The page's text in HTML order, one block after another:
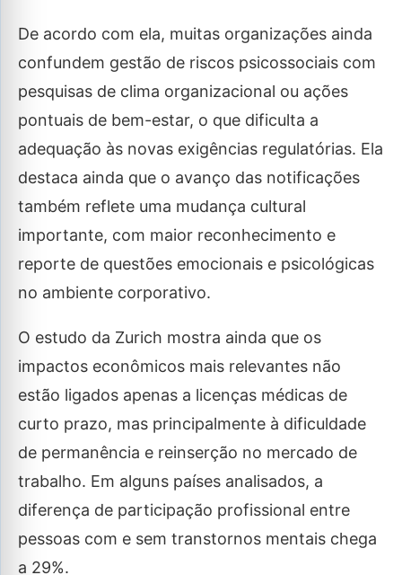
De acordo com ela, muitas organizações ainda
confundem gestão de riscos psicossociais com
pesquisas de clima organizacional ou ações
pontuais de bem-estar, o que dificulta a
adequação às novas exigências regulatórias. Ela
destaca ainda que o avanço das notificações
também reflete uma mudança cultural
importante, com maior reconhecimento e
reporte de questões emocionais e psicológicas
no ambiente corporativo.
O estudo da Zurich mostra ainda que os
impactos econômicos mais relevantes não
estão ligados apenas a licenças médicas de
curto prazo, mas principalmente à dificuldade
de permanência e reinserção no mercado de
trabalho. Em alguns países analisados, a
diferença de participação profissional entre
pessoas com e sem transtornos mentais chega
a 29%.